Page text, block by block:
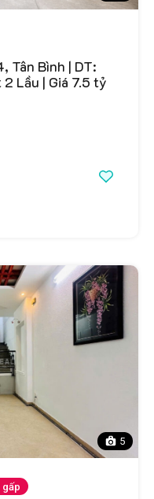
Tân Bình | DT:
Lầu | Giá 7.5 tỷ
5
gấp